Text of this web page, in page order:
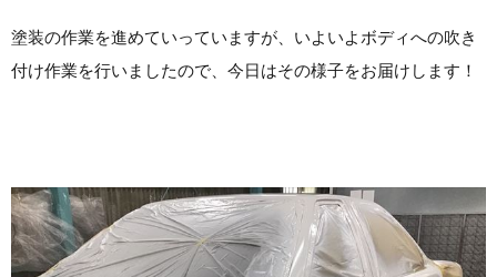
塗装の作業を進めていっていますが、いよいよボディへの吹き
付け作業を行いましたので、今日はその様子をお届けします！